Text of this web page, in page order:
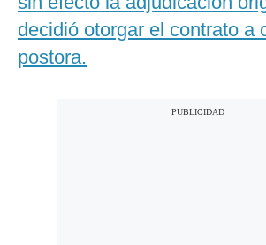
decidió otorgar el contrato a
postora.